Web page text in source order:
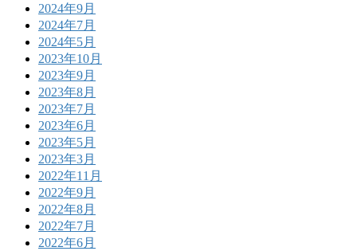
2024年9月
2024年7月
2024年5月
2023年10月
2023年9月
2023年8月
2023年7月
2023年6月
2023年5月
2023年3月
2022年11月
2022年9月
2022年8月
2022年7月
2022年6月